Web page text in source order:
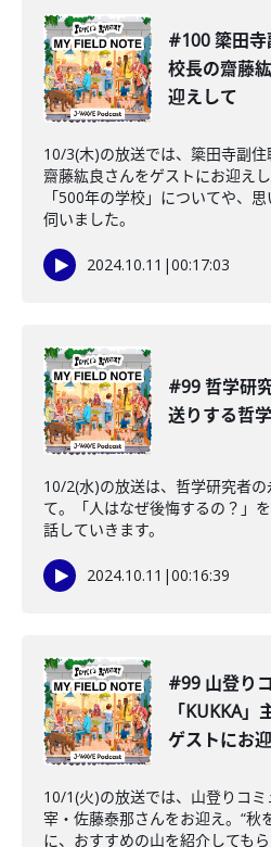
#100 簗田
校長の齋藤
迎えして
10/3(木)の放送では、簗田寺副
齋藤紘良さんをゲストにお迎え
「500年の学校」についてや、
伺いました。
2024.10.11 |00:17:03
#99 哲学研
送りする哲
10/2(水)の放送は、哲学研究者
て。「人はなぜ後悔するの？」
話していきます。
2024.10.11 |00:16:39
#99 山登り
「KUKKA
ゲストにお
10/1(火)の放送では、山登りコ
宰・佐藤泰那さんをお迎え。“秋
に、おすすめの山を紹介してもら